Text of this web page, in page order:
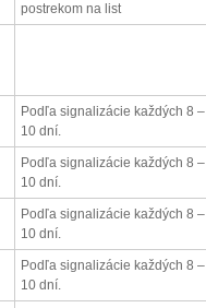
postrekom na list
Podľa signalizácie každých 8 –
10 dní.
Podľa signalizácie každých 8 –
10 dní.
Podľa signalizácie každých 8 –
10 dní.
Podľa signalizácie každých 8 –
10 dní.